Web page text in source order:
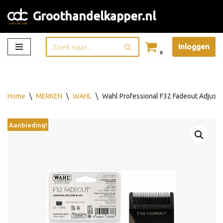
Ga
naar
de
Groothandelkapper.nl
0
Inloggen
Home \ MERKEN \ WAHL \ Wahl Professional F32 Fadeout
Aanbieding!